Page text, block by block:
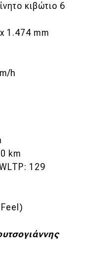
κιβώτιο 6
1.474 mm
h
km
129